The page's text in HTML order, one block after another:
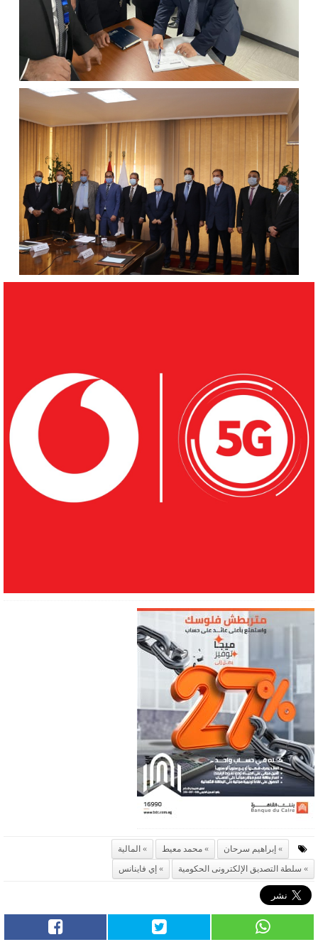
إبراهيم سرحان محمد معيط
المالية
سلطة التصديق الإلكترونى الحكومية
إي فاينانس